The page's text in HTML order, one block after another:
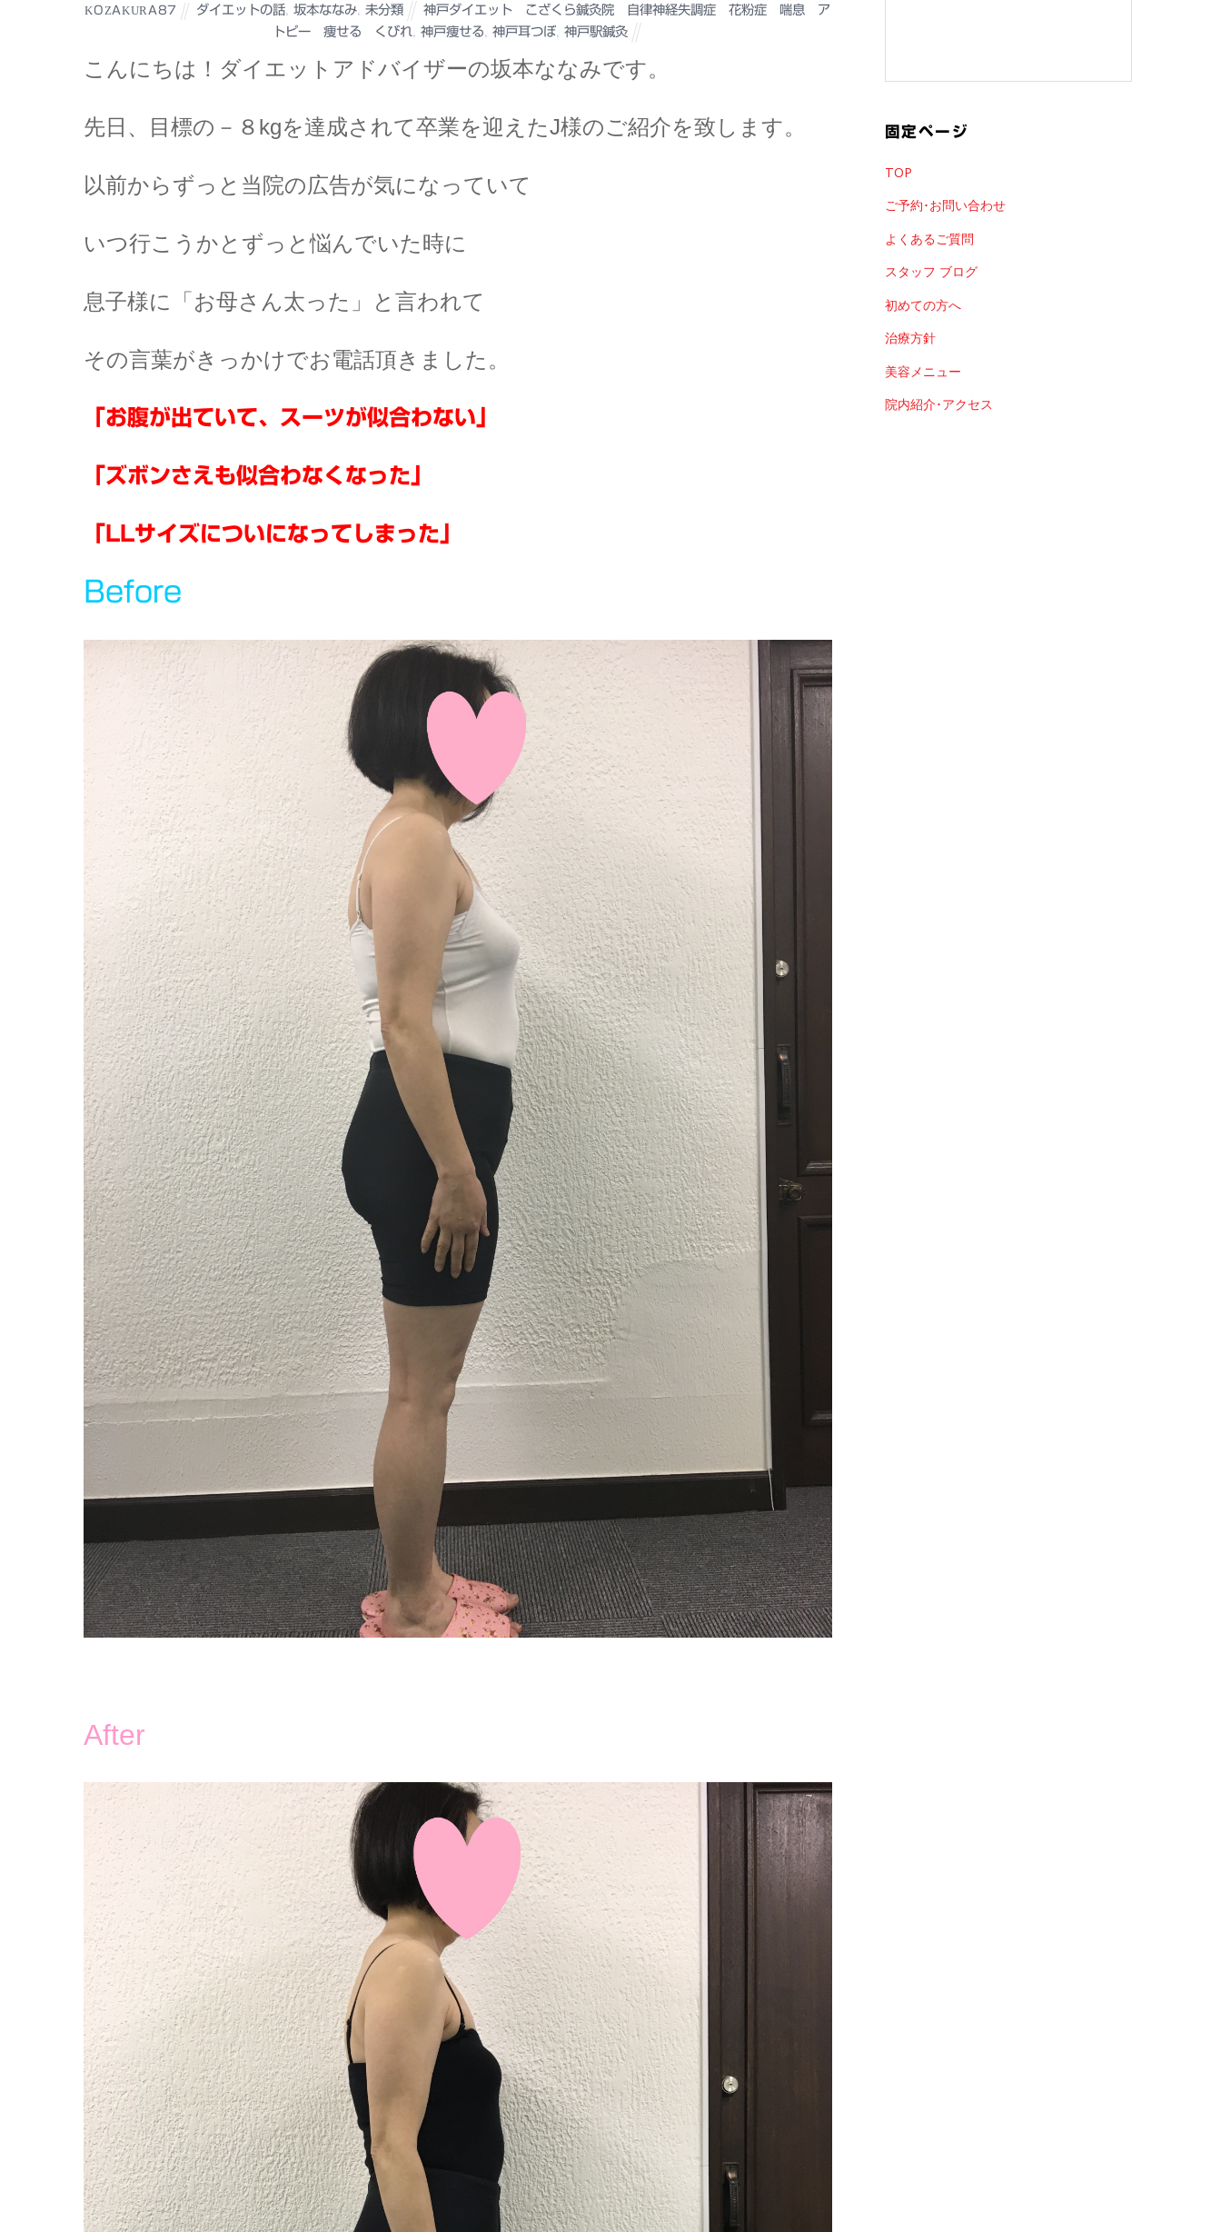
KOZAKURA87 ダイエットの話, 坂本ななみ, 未分類
神戸ダイエット こざくら鍼灸院 自律神経失調症 花粉症 喘息 ア
トピー 痩せる くびれ, 神戸痩せる, 神戸耳つぼ, 神戸駅鍼灸
こんにちは！ダイエットアドバイザーの坂本ななみです。
先日、目標の－８kgを達成されて卒業を迎えたJ様のご紹介を致します。
以前からずっと当院の広告が気になっていて
いつ行こうかとずっと悩んでいた時に
息子様に「お母さん太った」と言われて
その言葉がきっかけでお電話頂きました。
「お腹が出ていて、スーツが似合わない」
「ズボンさえも似合わなくなった」
「LLサイズについになってしまった」
Before
After
固定ページ
TOP
ご予約･お問い合わせ
よくあるご質問
スタッフ ブログ
初めての方へ
治療方針
美容メニュー
院内紹介･アクセス